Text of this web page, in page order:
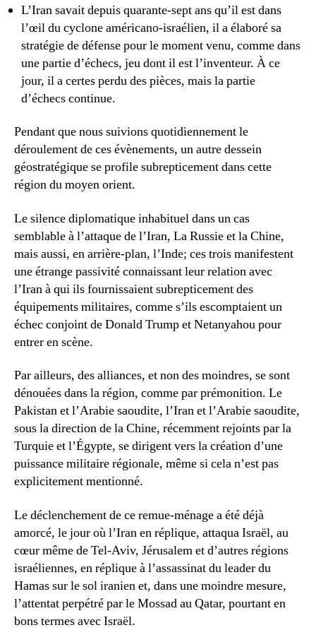
L’Iran savait depuis quarante-sept ans qu’il est dans
l’œil du cyclone américano-israélien, il a élaboré sa
stratégie de défense pour le moment venu, comme dans
une partie d’échecs, jeu dont il est l’inventeur. À ce
jour, il a certes perdu des pièces, mais la partie
d’échecs continue.
Pendant que nous suivions quotidiennement le
déroulement de ces évènements, un autre dessein
géostratégique se profile subrepticement dans cette
région du moyen orient.
Le silence diplomatique inhabituel dans un cas
semblable à l’attaque de l’Iran, La Russie et la Chine,
mais aussi, en arrière-plan, l’Inde; ces trois manifestent
une étrange passivité connaissant leur relation avec
l’Iran à qui ils fournissaient subrepticement des
équipements militaires, comme s’ils escomptaient un
échec conjoint de Donald Trump et Netanyahou pour
entrer en scène.
Par ailleurs, des alliances, et non des moindres, se sont
dénouées dans la région, comme par prémonition. Le
Pakistan et l’Arabie saoudite, l’Iran et l’Arabie saoudite,
sous la direction de la Chine, récemment rejoints par la
Turquie et l’Égypte, se dirigent vers la création d’une
puissance militaire régionale, même si cela n’est pas
explicitement mentionné.
Le déclenchement de ce remue-ménage a été déjà
amorcé, le jour où l’Iran en réplique, attaqua Israël, au
cœur même de Tel-Aviv, Jérusalem et d’autres régions
israéliennes, en réplique à l’assassinat du leader du
Hamas sur le sol iranien et, dans une moindre mesure,
l’attentat perpétré par le Mossad au Qatar, pourtant en
bons termes avec Israël.